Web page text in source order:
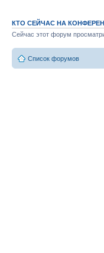
КТО СЕЙЧАС НА
Сейчас этот форум
Список форумов